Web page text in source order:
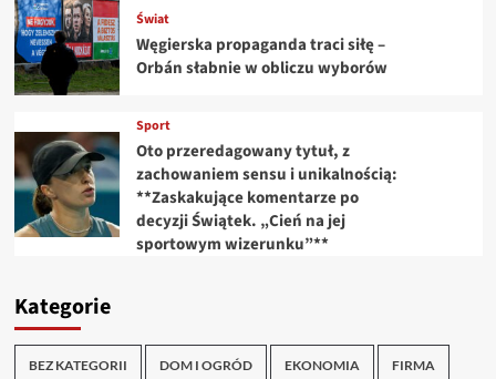
Świat
Węgierska propaganda traci siłę –
Orbán słabnie w obliczu wyborów
Sport
Oto przeredagowany tytuł, z
zachowaniem sensu i unikalnością:
**Zaskakujące komentarze po
decyzji Świątek. „Cień na jej
sportowym wizerunku”**
Kategorie
BEZ KATEGORII DOM I OGRÓD EKONOMIA FIRMA